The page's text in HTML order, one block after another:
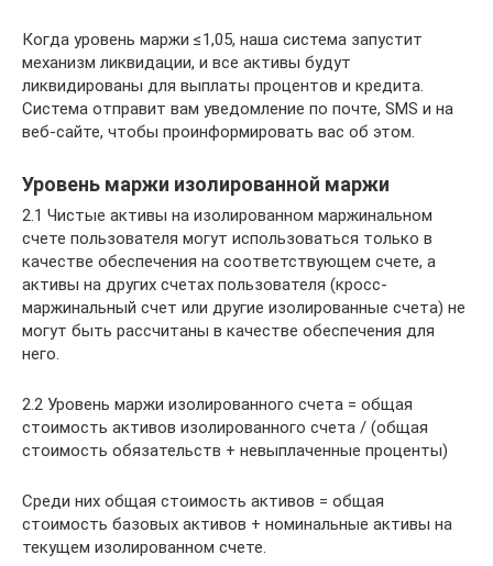
Когда уровень маржи ≤1,05, наша система запустит
механизм ликвидации, и все активы будут
ликвидированы для выплаты процентов и кредита.
Система отправит вам уведомление по почте, SMS и на
веб-сайте, чтобы проинформировать вас об этом.
Уровень маржи изолированной маржи
2.1 Чистые активы на изолированном маржинальном
счете пользователя могут использоваться только в
качестве обеспечения на соответствующем счете, а
активы на других счетах пользователя (кросс-
маржинальный счет или другие изолированные счета) не
могут быть рассчитаны в качестве обеспечения для
него.
2.2 Уровень маржи изолированного счета = общая
стоимость активов изолированного счета / (общая
стоимость обязательств + невыплаченные проценты)
Среди них общая стоимость активов = общая
стоимость базовых активов + номинальные активы на
текущем изолированном счете.